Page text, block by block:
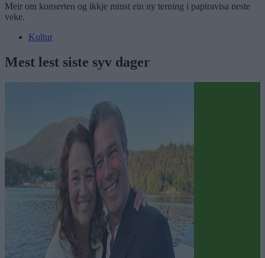
Meir om konserten og ikkje minst ein ny terning i papiravisa neste
veke.
Kultur
Mest lest siste syv dager